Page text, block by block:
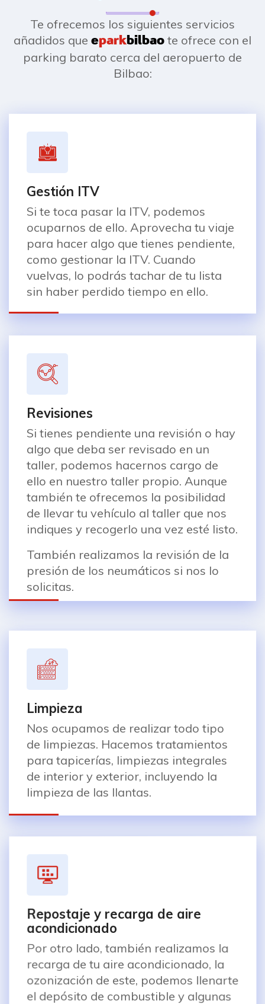
Te ofrecemos los siguientes servicios
añadidos que eparkbilbao te ofrece con el
parking barato cerca del aeropuerto de
Bilbao:
Gestión ITV
Si te toca pasar la ITV, podemos
ocuparnos de ello. Aprovecha tu viaje
para hacer algo que tienes pendiente,
como gestionar la ITV. Cuando
vuelvas, lo podrás tachar de tu lista
sin haber perdido tiempo en ello.
Revisiones
Si tienes pendiente una revisión o hay
algo que deba ser revisado en un
taller, podemos hacernos cargo de
ello en nuestro taller propio. Aunque
también te ofrecemos la posibilidad
de llevar tu vehículo al taller que nos
indiques y recogerlo una vez esté listo.
También realizamos la revisión de la
presión de los neumáticos si nos lo
solicitas.
Limpieza
Nos ocupamos de realizar todo tipo
de limpiezas. Hacemos tratamientos
para tapicerías, limpiezas integrales
de interior y exterior, incluyendo la
limpieza de las llantas.
Repostaje y recarga de aire
acondicionado
Por otro lado, también realizamos la
recarga de tu aire acondicionado, la
ozonización de este, podemos llenarte
el depósito de combustible y algunas